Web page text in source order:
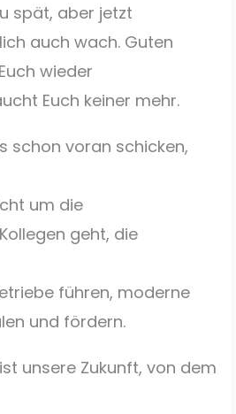
spät, aber jetzt
auch wach. Guten
wieder
Euch keiner mehr.
schon voran schicken,
um die
geht, die
führen, moderne
und fördern.
unsere Zukunft, von dem